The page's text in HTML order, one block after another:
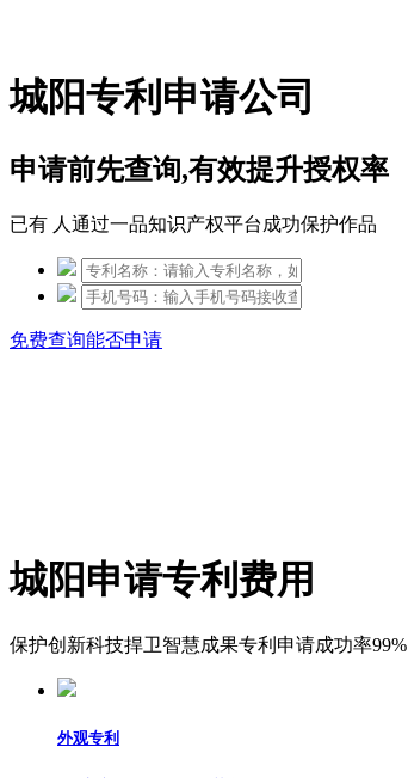
城阳专利申请公司
申请前先查询,有效提升授权率
已有 人通过一品知识产权平台成功保护作品
免费查询能否申请
城阳申请专利费用
保护创新科技捍卫智慧成果专利申请成功率99%
外观专利